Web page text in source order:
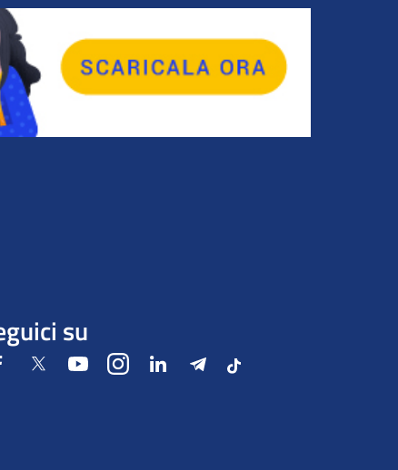
su
FacebookTwitter YoutubeInstagramLinkedIn Telegram
Tiktok